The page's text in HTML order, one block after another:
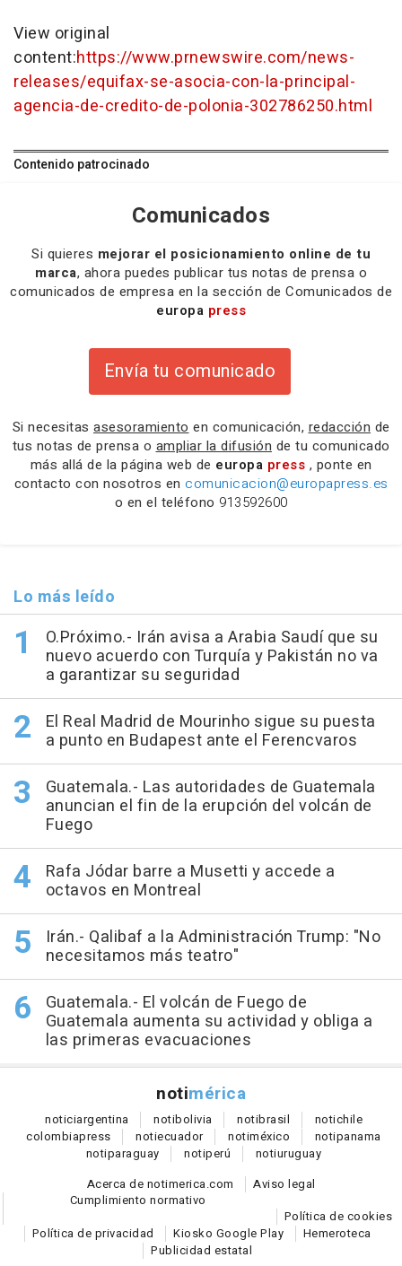
View original
content:https://www.prnewswire.com/news-
releases/equifax-se-asocia-con-la-principal-
agencia-de-credito-de-polonia-302786250.html
Contenido patrocinado
Comunicados
Si quieres mejorar el posicionamiento online de tu
marca, ahora puedes publicar tus notas de prensa o
comunicados de empresa en la sección de Comunicados de
europa press
Envía tu comunicado
Si necesitas asesoramiento en comunicación, redacción de
tus notas de prensa o ampliar la difusión de tu comunicado
más allá de la página web de europa press , ponte en
contacto con nosotros en comunicacion@europapress.es
o en el teléfono 913592600
Lo más leído
O.Próximo.- Irán avisa a Arabia Saudí que su
nuevo acuerdo con Turquía y Pakistán no va
a garantizar su seguridad
El Real Madrid de Mourinho sigue su puesta
a punto en Budapest ante el Ferencvaros
Guatemala.- Las autoridades de Guatemala
anuncian el fin de la erupción del volcán de
Fuego
Rafa Jódar barre a Musetti y accede a
octavos en Montreal
Irán.- Qalibaf a la Administración Trump: "No
necesitamos más teatro"
Guatemala.- El volcán de Fuego de
Guatemala aumenta su actividad y obliga a
las primeras evacuaciones
notimérica
noticiargentina notibolivia notibrasil notichile
colombiapress notiecuador notiméxico notipanama
notiparaguay notiperú notiuruguay
Acerca de notimerica.com
Aviso legal
Cumplimiento normativo
Política de cookies
Política de privacidad
Kiosko Google Play
Hemeroteca
Publicidad estatal